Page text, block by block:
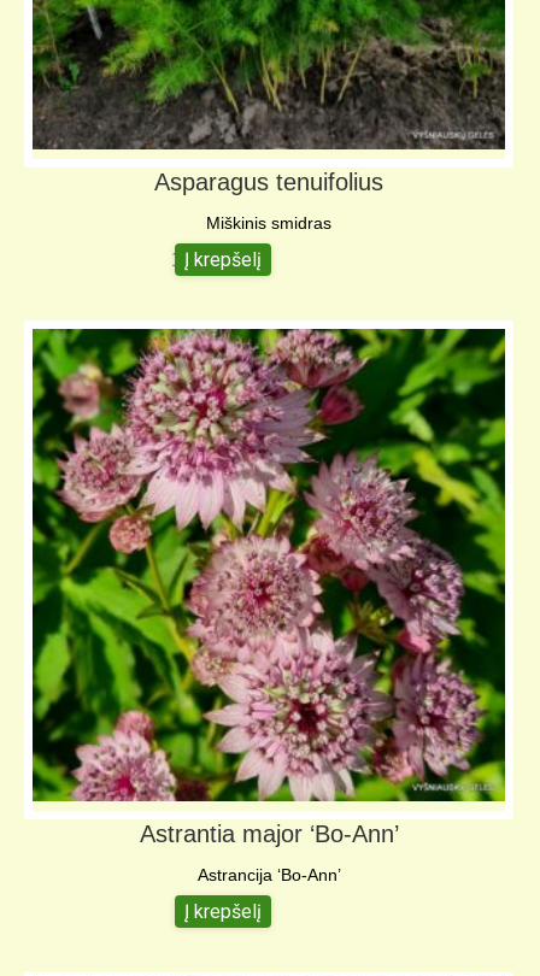
Asparagus tenuifolius
Miškinis smidras
15,00€
Į krepšelį
Astrantia major ‘Bo-Ann’
Astrancija ‘Bo-Ann’
4,00€
Į krepšelį